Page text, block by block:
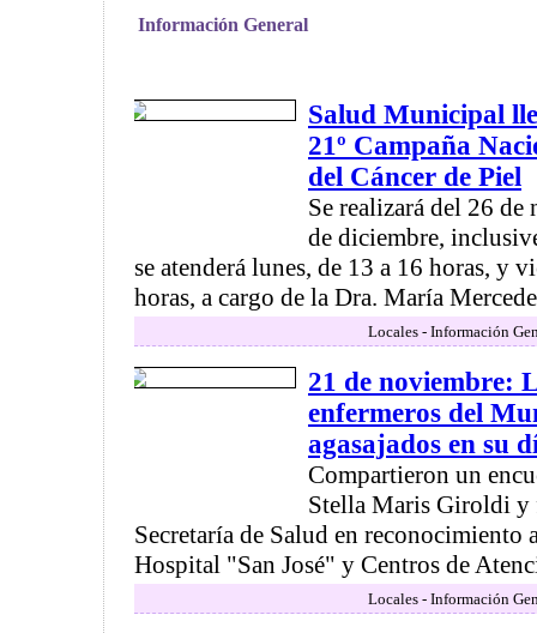
Información General
Salud Municipal
21º Campaña
del Cáncer de Piel
Se realizará del 26
de diciembre,
se atenderá lunes, de 13 a 16 horas, y
horas, a cargo de la Dra. María
Locales - Información
21 de noviembre:
enfermeros del
agasajados en su
Compartieron un
Stella Maris Giroldi y
Secretaría de Salud en reconocimiento
Hospital "San José" y Centros de
Locales - Información